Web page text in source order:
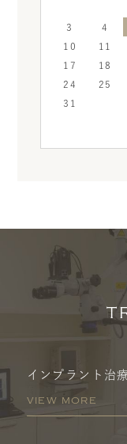
3
4
10
11
17
18
24
25
31
インプラント治療
VIEW MORE